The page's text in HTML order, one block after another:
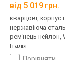
від 5 019 грн.
кварцові, корпус
нержавіюча
ремінець нейлон,
Італія